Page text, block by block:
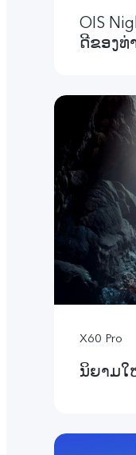
OIS
ດີຂອງທ່
X60 Pro
ນິຍາມ